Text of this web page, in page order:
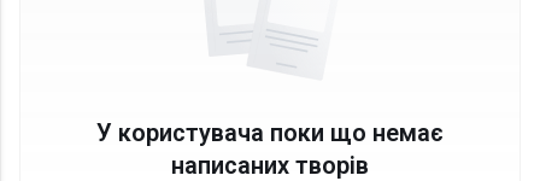
У користувача поки що немає
написаних творів